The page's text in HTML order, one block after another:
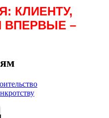
КЛИЕНТУ,
ВПЕРВЫЕ –